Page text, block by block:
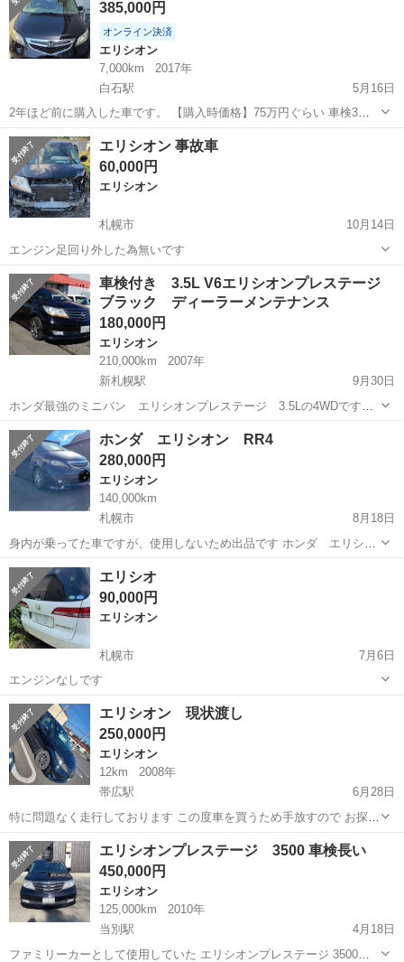
型 車検... 385,000円
オンライン決済
エリシオン
7,000km
2017年
白石駅
5月16日
2年ほど前に購入した車です。 【購入時価格】75万円ぐらい 車検3月
で切れてます。 【傷などの状態】傷は、多少あります。 【アピールポ
イント】走行距離は、７万ぐらいなので状態はいいのでまだまだ乗れ
ます。ナビ交換してます。 ...
北海道 札幌市 白石駅 エリシオン
エリシオン 事故車
60,000円
エリシオン
札幌市
10月14日
エンジン足回り外した為無いです
北海道 札幌市 エリシオン エンジン
車検付き 3.5L V6エリシオンプレステージ
ブラック ディーラーメンテナンス
180,000円
エリシオン
210,000km
2007年
新札幌駅
9月30日
ホンダ最強のミニバン エリシオンプレステージ 3.5Lの4WDです。
グレードはSGで4WDでは最上位グレードです。 279馬力と2ｔを超え
る重量で冬でも滑らず安定して走れます。 内装は本革ではなくハーフ
レザー...
北海道 札幌市 新札幌駅
ホンダ エリシオン RR4
280,000円
エリシオン
140,000km
札幌市
8月18日
身内が乗ってた車ですが、使用しないため出品です ホンダ エリシオ
ン RR4 排気量3000cc 走行距離は146000万キロ行ってないくらいで
す エンジン良好 10万キロの頃にミッション載せ替えしてます 5000
キ...
北海道 札幌市 エリシオン
エリシオ
90,000円
エリシオン
札幌市
7月6日
エンジンなしです
北海道 札幌市 エリシオン エンジン
エリシオン 現状渡し
250,000円
エリシオン
12km
2008年
帯広駅
6月28日
特に問題なく走行しております この度車を買うため手放すので お探し
の方✨ 走行距離 12万㌔ バックモニター 両側パワスラ 天井モニター
付 車体 細かな傷ございます 運転席後ろタイヤの上のあたり 少々
サ...
北海道 帯広市 帯広駅 エリシオン
エリシオンプレステージ 3500 車検長い
450,000円
エリシオン
125,000km
2010年
当別駅
4月18日
ファミリーカーとして使用していた エリシオンプレステージ 3500